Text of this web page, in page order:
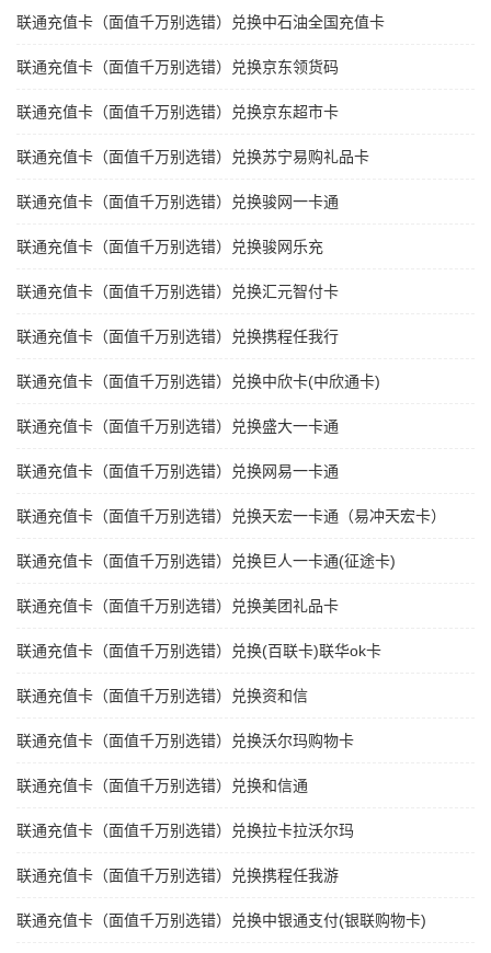
联通充值卡（面值千万别选错）兑换中石油全国充值卡
联通充值卡（面值千万别选错）兑换京东领货码
联通充值卡（面值千万别选错）兑换京东超市卡
联通充值卡（面值千万别选错）兑换苏宁易购礼品卡
联通充值卡（面值千万别选错）兑换骏网一卡通
联通充值卡（面值千万别选错）兑换骏网乐充
联通充值卡（面值千万别选错）兑换汇元智付卡
联通充值卡（面值千万别选错）兑换携程任我行
联通充值卡（面值千万别选错）兑换中欣卡(中欣通卡)
联通充值卡（面值千万别选错）兑换盛大一卡通
联通充值卡（面值千万别选错）兑换网易一卡通
联通充值卡（面值千万别选错）兑换天宏一卡通（易冲天宏卡）
联通充值卡（面值千万别选错）兑换巨人一卡通(征途卡)
联通充值卡（面值千万别选错）兑换美团礼品卡
联通充值卡（面值千万别选错）兑换(百联卡)联华ok卡
联通充值卡（面值千万别选错）兑换资和信
联通充值卡（面值千万别选错）兑换沃尔玛购物卡
联通充值卡（面值千万别选错）兑换和信通
联通充值卡（面值千万别选错）兑换拉卡拉沃尔玛
联通充值卡（面值千万别选错）兑换携程任我游
联通充值卡（面值千万别选错）兑换中银通支付(银联购物卡)